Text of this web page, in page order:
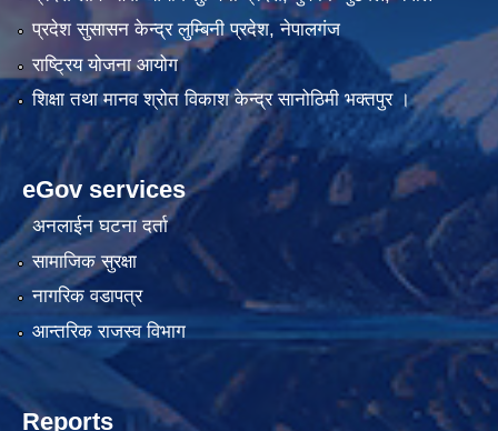
प्रदेश सुसासन केन्द्र लुम्बिनी प्रदेश, नेपालगंज
राष्ट्रिय योजना आयोग
शिक्षा तथा मानव श्रोत विकाश केन्द्र सानोठिमी भक्तपुर ।
eGov services
अनलाईन घटना दर्ता
सामाजिक सुरक्षा
नागरिक वडापत्र
आन्तरिक राजस्व विभाग
Reports